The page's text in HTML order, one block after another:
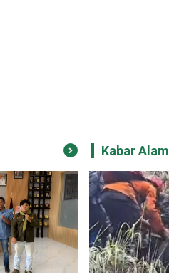
Kabar Alam